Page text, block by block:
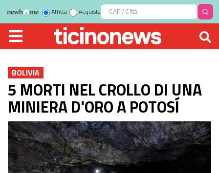
Affitta Acquista
BOLIVIA
5 MORTI NEL CROLLO DI UNA
MINIERA D'ORO A POTOSÍ